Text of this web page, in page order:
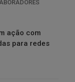
ação com
para redes